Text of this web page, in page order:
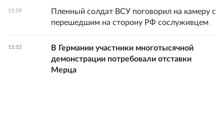
15:59
Пленный солдат ВСУ поговорил на камеру с
перешедшим на сторону РФ сослуживцем
15:53
В Германии участники многотысячной
демонстрации потребовали отставки
Мерца